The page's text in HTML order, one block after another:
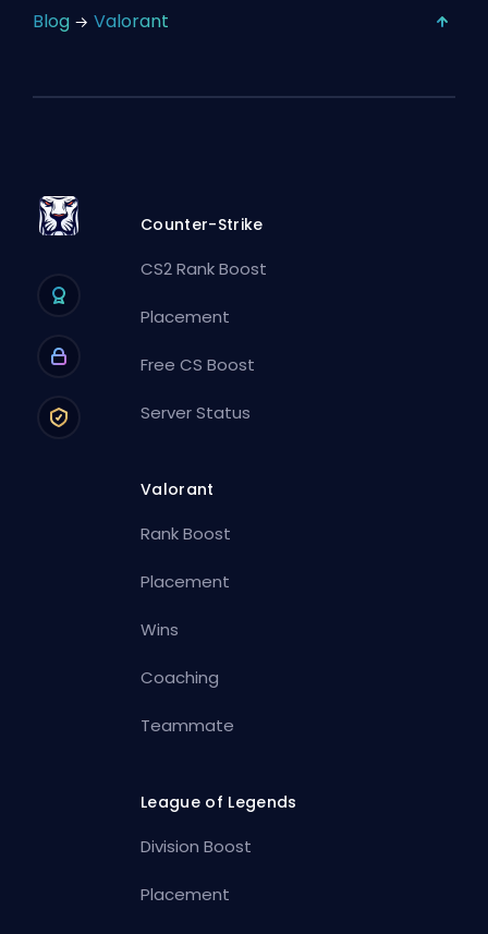
Blog Valorant
Counter-Strike
CS2 Rank Boost
Placement
Free CS Boost
Server Status
Valorant
Rank Boost
Placement
Wins
Coaching
Teammate
League of Legends
Division Boost
Placement